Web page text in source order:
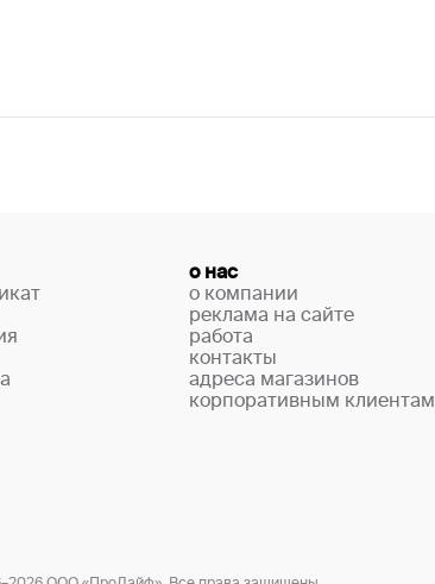
о нас
о компании
реклама на сайте
работа
контакты
адреса магазинов
корпоративным клиентам